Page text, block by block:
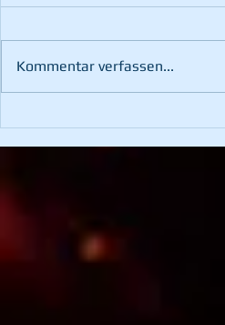
Kommentar verfassen...